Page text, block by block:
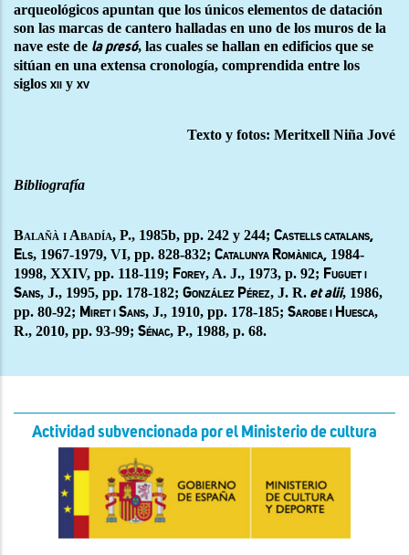
arqueológicos apuntan que los únicos elementos de datación
son las marcas de cantero halladas en uno de los muros de la
nave este de la presó, las cuales se hallan en edificios que se
sitúan en una extensa cronología, comprendida entre los
siglos xii y xv
Texto y fotos: Meritxell Niña Jové
Bibliografía
Balañà i Abadía, P., 1985b, pp. 242 y 244; Castells catalans,
Els, 1967-1979, VI, pp. 828-832; Catalunya Romànica, 1984-
1998, XXIV, pp. 118-119; Forey, A. J., 1973, p. 92; Fuguet i
Sans, J., 1995, pp. 178-182; González Pérez, J. R. et alii, 1986,
pp. 80-92; Miret i Sans, J., 1910, pp. 178-185; Sarobe i Huesca,
R., 2010, pp. 93-99; Sénac, P., 1988, p. 68.
Actividad subvencionada por el Ministerio de cultura